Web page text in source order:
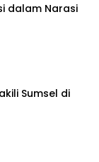
dalam Narasi
Sumsel di